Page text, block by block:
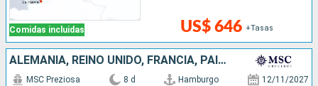
Comidas incluidas US$ 646 +Tasas
ALEMANIA, REINO UNIDO, FRANCIA, PAISES BAJOS
MSC Preziosa 8 d Hamburgo 12/11/2027